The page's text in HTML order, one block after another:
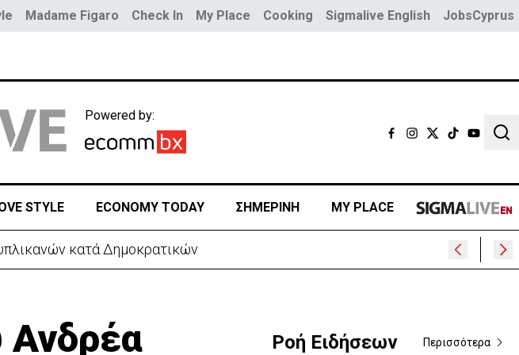
Madame Figaro Check In My Place Cooking Sigmalive English JobsCyprus
Powered by:
STYLE ECONOMY TODAY ΣΗΜΕΡΙΝΗ MY PLACE
Υπουργικού (ΦΩΤΟ-ΒΙΝΤΕΟ)
Ανδρέα
Ροή Ειδήσεων Περισσότερα